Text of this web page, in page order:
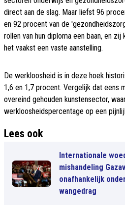
direct aan de slag. Maar liefst 96
en 92 procent van de
rollen van hun diploma een baan, en
het vaakst een vaste aanstelling.
De werkloosheid is in deze hoek
1,6 en 1,7 procent. Vergelijk dat eens
overeind gehouden kunstensector,
werkloosheidspercentage op een
Lees ook
Internationale
mishandeling
onafhankelijk
wangedrag